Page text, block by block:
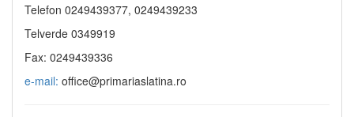
Telefon 0249439377, 0249439233
Telverde 0349919
Fax: 0249439336
e-mail: office@primariaslatina.ro